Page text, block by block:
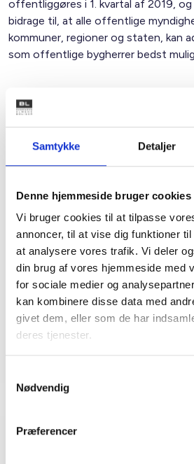
Samtykke Detaljer
Denne hjemmeside bruger cookies
Vi bruger cookies til at tilpasse
annoncer, til at vise dig funktioner
at analysere vores trafik. Vi deler
din brug af vores hjemmeside med
for sociale medier og
kan kombinere disse data med
givet dem, eller som de har
deres tjenester.
Nødvendig
Præferencer
offentliggøres i 1. kvartal af 2019,
bidrage til, at alle offentlige
kommuner, regioner og staten, kan
som offentlige bygherrer bedst
Med venlig hilsen
Kontakt
Bent
Adm. direktør
Tlf: 28 88 18
Mail: